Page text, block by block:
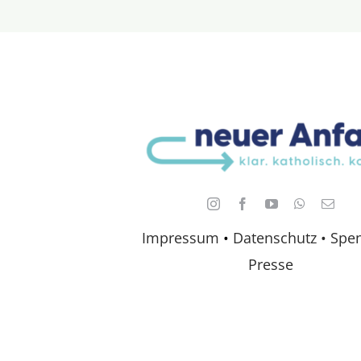
Impressum • Datenschutz •
Presse